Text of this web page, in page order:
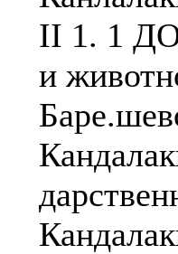
II 1. 1
и